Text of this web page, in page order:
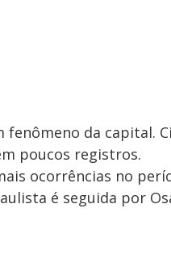
da capital.
poucos registros.
ocorrências no
é seguida por